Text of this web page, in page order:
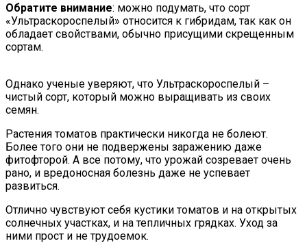
Обратите внимание: можно подумать, что сорт
«Ультраскороспелый» относится к гибридам, так как он
обладает свойствами, обычно присущими скрещенным
сортам.
Однако ученые уверяют, что Ультраскороспелый –
чистый сорт, который можно выращивать из своих
семян.
Растения томатов практически никогда не болеют.
Более того они не подвержены заражению даже
фитофторой. А все потому, что урожай созревает очень
рано, и вредоносная болезнь даже не успевает
развиться.
Отлично чувствуют себя кустики томатов и на открытых
солнечных участках, и на тепличных грядках. Уход за
ними прост и не трудоемок.